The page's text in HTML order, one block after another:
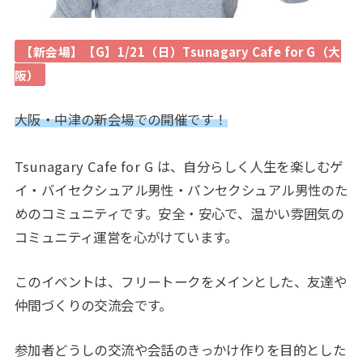
【新会場】【G】1/21（日）Tsunagary Cafe for G（大
阪）
大阪・中津の新会場での開催です！
Tsunagary Cafe for G は、自分らしく人生を楽しむゲ
イ・バイセクシュアル男性・パンセクシュアル男性のた
めのコミュニティです。安全・安心で、温かい雰囲気の
コミュニティ運営を心がけています。
このイベントは、フリートークをメインとした、友達や
仲間づくりの交流会です。
参加者どうしの交流や会話のきっかけ作りを目的とした